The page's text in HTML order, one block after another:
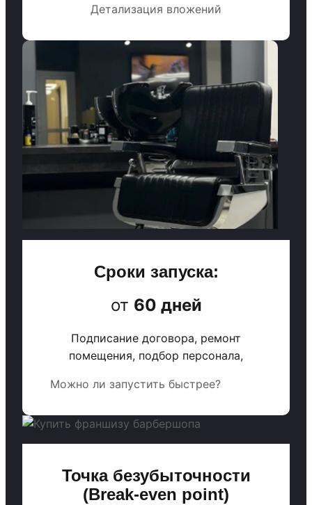
Детализация вложений
Сроки запуска:
от 60 дней
Подписание договора, ремонт
помещения, подбор персонала,
Можно ли запустить быстрее?
Точка безубыточности
(Break-even point)